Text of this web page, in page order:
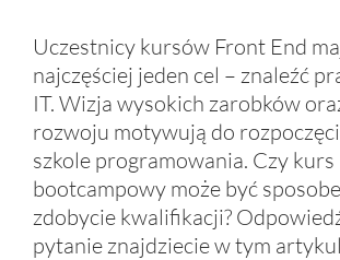
Uczestnicy kursów Front End
najczęściej jeden cel – znaleźć
IT. Wizja wysokich zarobków
rozwoju motywują do
szkole programowania. Czy kurs
bootcampowy może być
zdobycie kwalifikacji?
pytanie znajdziecie w tym